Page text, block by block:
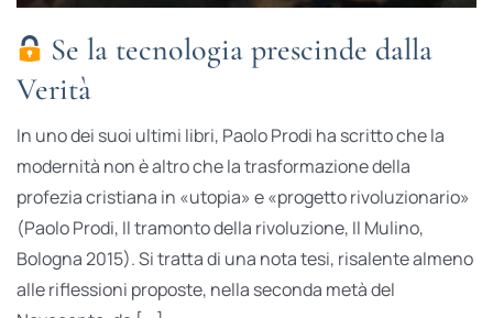
Se la tecnologia prescinde dalla
Verità
In uno dei suoi ultimi libri, Paolo Prodi ha scritto che la
modernità non è altro che la trasformazione della
profezia cristiana in «utopia» e «progetto rivoluzionario»
(Paolo Prodi, Il tramonto della rivoluzione, Il Mulino,
Bologna 2015). Si tratta di una nota tesi, risalente almeno
alle riflessioni proposte, nella seconda metà del